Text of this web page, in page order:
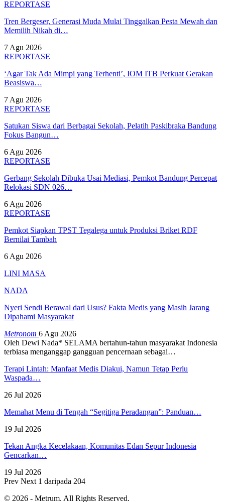
REPORTASE
Tren Bergeser, Generasi Muda Mulai Tinggalkan Pesta Mewah dan
Memilih Nikah di…
7 Agu 2026
REPORTASE
‘Agar Tak Ada Mimpi yang Terhenti’, IOM ITB Perkuat Gerakan
Beasiswa…
7 Agu 2026
REPORTASE
Satukan Siswa dari Berbagai Sekolah, Pelatih Paskibraka Bandung
Fokus Bangun…
6 Agu 2026
REPORTASE
Gerbang Sekolah Dibuka Usai Mediasi, Pemkot Bandung Percepat
Relokasi SDN 026…
6 Agu 2026
REPORTASE
Pemkot Siapkan TPST Tegalega untuk Produksi Briket RDF
Bernilai Tambah
6 Agu 2026
LINI MASA
NADA
Nyeri Sendi Berawal dari Usus? Fakta Medis yang Masih Jarang
Dipahami Masyarakat
Metronom 6 Agu 2026
Oleh Dewi Nada* SELAMA bertahun-tahun masyarakat Indonesia
terbiasa menganggap gangguan pencernaan sebagai…
Terapi Lintah: Manfaat Medis Diakui, Namun Tetap Perlu
Waspada…
26 Jul 2026
Memahat Menu di Tengah “Segitiga Peradangan”: Panduan…
19 Jul 2026
Tekan Angka Kecelakaan, Komunitas Edan Sepur Indonesia
Gencarkan…
19 Jul 2026
Prev Next 1 daripada 204
© 2026 - Metrum. All Rights Reserved.